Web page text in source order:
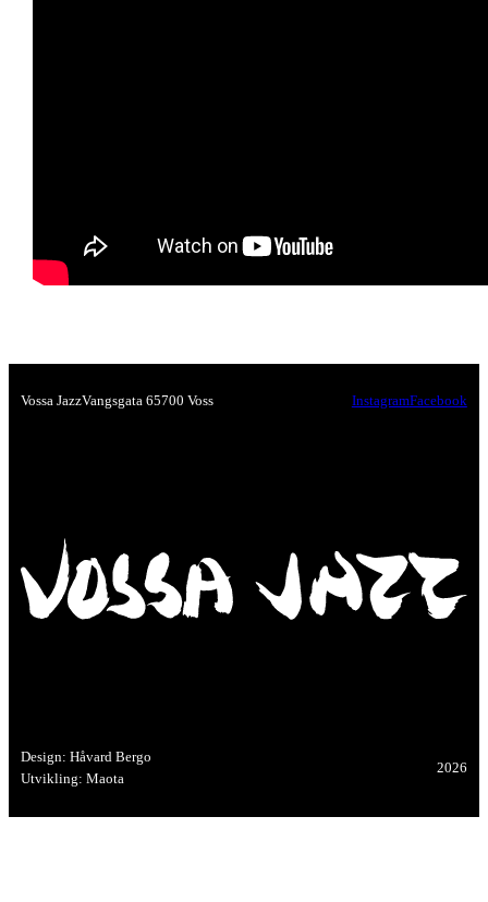
Vossa JazzVangsgata 65700 Voss InstagramFacebook
Design: Håvard Bergo
Utvikling: Maota
2026